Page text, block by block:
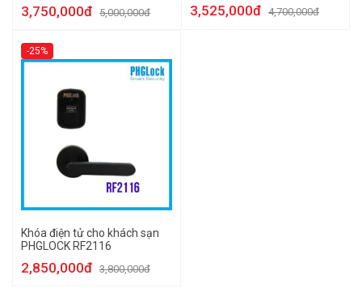
3,750,000đ 5,000,000đ 3,525,000đ 4,700,000đ
-25%
Khóa điện tử cho khách sạn
PHGLOCK RF2116
2,850,000đ 3,800,000đ